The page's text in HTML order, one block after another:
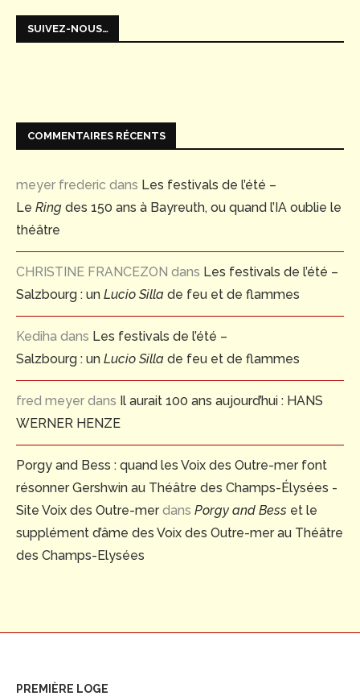
SUIVEZ-NOUS…
COMMENTAIRES RÉCENTS
meyer frederic dans Les festivals de l’été –
Le Ring des 150 ans à Bayreuth, ou quand l’IA oublie le
théâtre
CHRISTINE FRANCEZON dans Les festivals de l’été –
Salzbourg : un Lucio Silla de feu et de flammes
Kediha dans Les festivals de l’été –
Salzbourg : un Lucio Silla de feu et de flammes
fred meyer dans Il aurait 100 ans aujourd’hui : HANS
WERNER HENZE
Porgy and Bess : quand les Voix des Outre-mer font
résonner Gershwin au Théâtre des Champs-Élysées -
Site Voix des Outre-merdans Porgy and Bess et le
supplément d’âme des Voix des Outre-mer au Théâtre
des Champs-Elysées
PREMIÈRE LOGE